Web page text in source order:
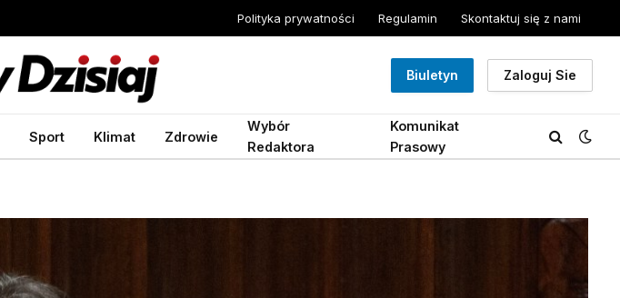
Polityka prywatności Regulamin Skontaktuj się z nami
Biuletyn Zaloguj Sie
Sport Klimat Zdrowie
Wybór
Redaktora
Komunikat
Prasowy